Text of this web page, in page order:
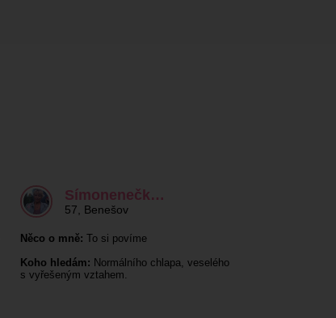
Símonenečk…
57 Benešov
Něco o mně: To si povíme
Koho hledám: Normálního chlapa, veselého
s vyřešeným vztahem.